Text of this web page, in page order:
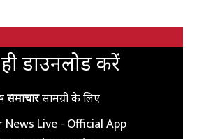
डाउनलोड करें
समाचारसामग्री के लिए
Live - Official App